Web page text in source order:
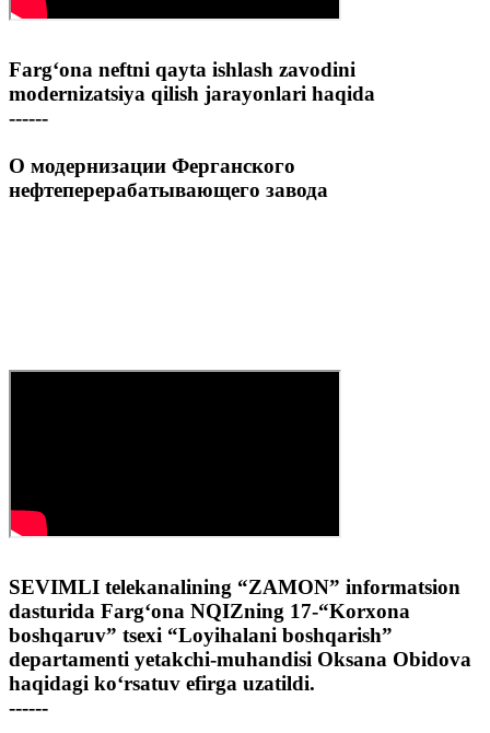
Farg‘ona neftni qayta ishlash zavodini
modernizatsiya qilish jarayonlari haqida
------
О модернизации Ферганского
нефтеперерабатывающего завода
SEVIMLI telekanalining “ZAMON” informatsion
dasturida Farg‘ona NQIZning 17-“Korxona
boshqaruv” tsexi “Loyihalani boshqarish”
departamenti yetakchi-muhandisi Oksana Obidova
haqidagi ko‘rsatuv efirga uzatildi.
------